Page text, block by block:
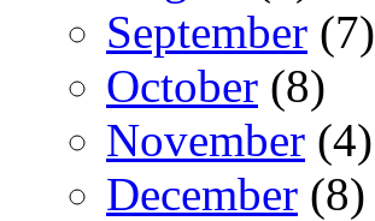
September (7)
October (8)
November (4)
December (8)